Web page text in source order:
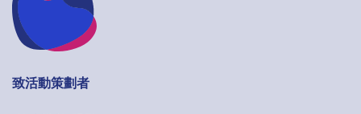
致活動策劃者